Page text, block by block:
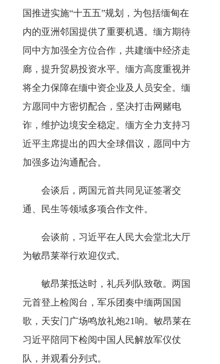
国推进实施“十五五”规划，为包括缅甸在
内的亚洲邻国提供了重要机遇。缅方期待
同中方加强全方位合作，共建缅中经济走
廊，提升贸易投资水平。缅方高度重视并
将全力保障在缅中资企业及人员安全。缅
方愿同中方密切配合，坚决打击网赌电
诈，维护边境安全稳定。缅方全力支持习
近平主席提出的四大全球倡议，愿同中方
加强多边沟通配合。
会谈后，两国元首共同见证签署交
通、民生等领域多项合作文件。
会谈前，习近平在人民大会堂北大厅
为敏昂莱举行欢迎仪式。
敏昂莱抵达时，礼兵列队致敬。两国
元首登上检阅台，军乐团奏中缅两国国
歌，天安门广场鸣放礼炮21响。敏昂莱在
习近平陪同下检阅中国人民解放军仪仗
队，并观看分列式。